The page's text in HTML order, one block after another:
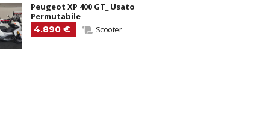
Peugeot XP 400 GT_ Usato
Permutabile
4.890 €
Scooter